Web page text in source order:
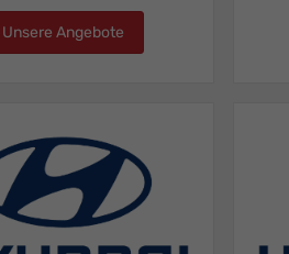
Unsere Angebote